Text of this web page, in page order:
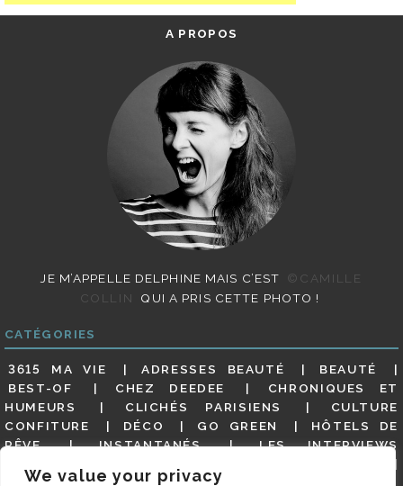
We value your privacy
A PROPOS
JE M’APPELLE DELPHINE MAIS C’EST
©CAMILLE
COLLIN
QUI A PRIS CETTE PHOTO !
CATÉGORIES
3615 MA VIE ADRESSES BEAUTÉ
BEAUTÉ
BEST-OF
CHEZ DEEDEE
CHRONIQUES ET
HUMEURS
CLICHÉS PARISIENS
CULTURE
CONFITURE
DÉCO GO GREEN
HÔTELS DE
RÊVE
INSTANTANÉS
LES INTERVIEWS
MES ADRESSES
MODE